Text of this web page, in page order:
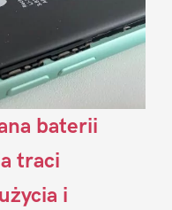
baterii
traci
i